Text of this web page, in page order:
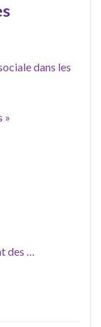
dans les
»
des …